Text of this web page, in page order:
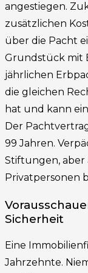
angestiegen.
zusätzlichen
über die Pacht
Grundstück mit
jährlichen
die gleichen
hat und kann
Der
99 Jahren.
Stiftungen, aber
Privatpersonen
Sicherheit
Eine
Jahrzehnte.